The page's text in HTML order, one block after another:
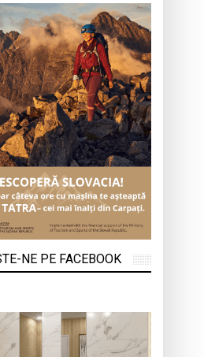
NE PE FACEBOOK